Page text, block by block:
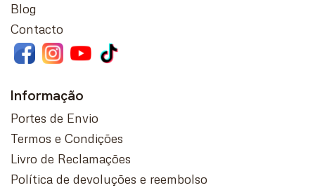
Blog
Contacto
Informação
Portes de Envio
Termos e Condições
Livro de Reclamações
Política de devoluções e reembolso